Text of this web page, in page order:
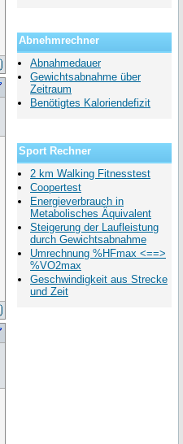
Abnehmrechner
Abnahmedauer
Gewichtsabnahme über
Zeitraum
Benötigtes Kaloriendefizit
Sport Rechner
2 km Walking Fitnesstest
Coopertest
Energieverbrauch in
Metabolisches Äquivalent
Steigerung der Laufleistung
durch Gewichtsabnahme
Umrechnung %HFmax <==>
%VO2max
Geschwindigkeit aus Strecke
und Zeit